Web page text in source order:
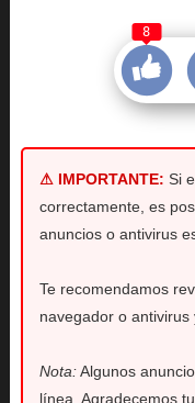
8
⚠ IMPORTANTE: Si
correctamente, es
anuncios o antivirus
Te recomendamos
navegador o antivirus
Nota:Algunos
línea. Agradecemos